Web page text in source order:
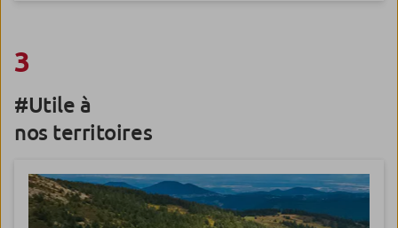
3
#Utile à
nos territoires